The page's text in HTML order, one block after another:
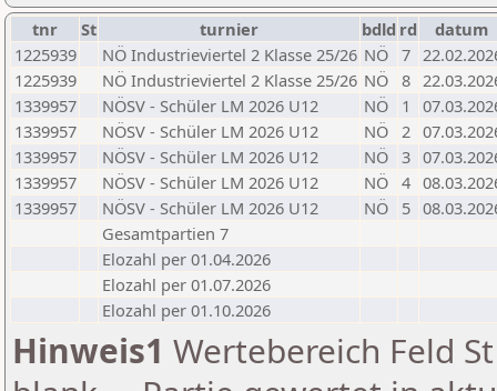
tnr St turnier bdld rd
datum
1225939
NÖ Industrieviertel 2 Klasse 25/26 NÖ 7
1225939
NÖ Industrieviertel 2 Klasse 25/26 NÖ 8
1339957
NÖSV - Schüler LM 2026 U12 NÖ 1
1339957
NÖSV - Schüler LM 2026 U12 NÖ 2
1339957
NÖSV - Schüler LM 2026 U12 NÖ 3
1339957
NÖSV - Schüler LM 2026 U12 NÖ 4
1339957
NÖSV - Schüler LM 2026 U12 NÖ 5
Gesamtpartien 7
Elozahl per 01.04.2026
Elozahl per 01.07.2026
Elozahl per 01.10.2026
Hinweis1 Wertebereich Feld